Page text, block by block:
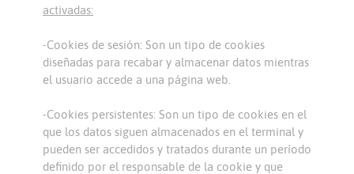
activadas:
-Cookies de sesión: Son un tipo de cookies
diseñadas para recabar y almacenar datos mientras
el usuario accede a una página web.
-Cookies persistentes: Son un tipo de cookies en el
que los datos siguen almacenados en el terminal y
pueden ser accedidos y tratados durante un período
definido por el responsable de la cookie y que